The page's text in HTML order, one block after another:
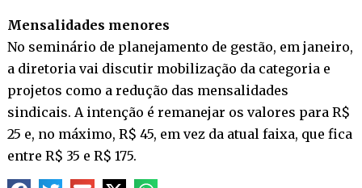
Mensalidades menores
No seminário de planejamento de gestão, em janeiro,
a diretoria vai discutir mobilização da categoria e
projetos como a redução das mensalidades
sindicais. A intenção é remanejar os valores para R$
25 e, no máximo, R$ 45, em vez da atual faixa, que fica
entre R$ 35 e R$ 175.